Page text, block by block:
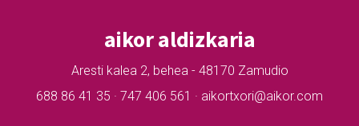
aikor aldizkaria
Aresti kalea 2, behea - 48170 Zamudio
688 86 41 35 · 747 406 561 · aikortxori@aikor.com